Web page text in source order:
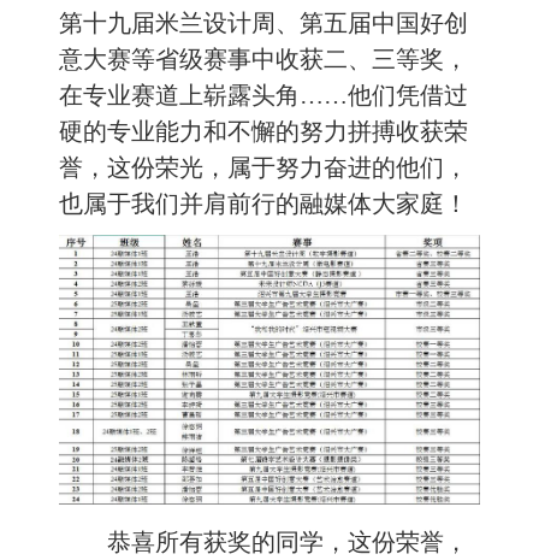
第十九届米兰设计周、第五届中国好创
意大赛等省级赛事中收获二、三等奖，
在专业赛道上崭露头角……他们凭借过
硬的专业能力和不懈的努力拼搏收获荣
誉，这份荣光，属于努力奋进的他们，
也属于我们并肩前行的融媒体大家庭！
恭喜所有获奖的同学，这份荣誉，